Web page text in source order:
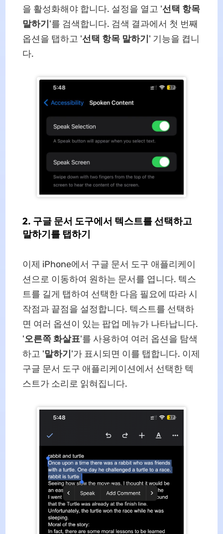
을 활성화해야 합니다. 설정을 열고 '선택 항목
말하기 '를 검색합니다. 검색 결과에서 첫 번째
옵션을 탭하고 '선택 항목 말하기 ' 기능을 켭니
다.
2. 구글 문서 도구에서 텍스트를 선택하고
말하기를 탭하기
이제 iPhone에서 구글 문서 도구 애플리케이
션으로 이동하여 원하는 문서를 엽니다. 텍스
트를 길게 탭하여 선택한 다음 필요에 따라 시
작점과 끝점을 설정합니다. 텍스트를 선택하
면 여러 옵션이 있는 팝업 메뉴가 나타납니다.
'오른쪽 화살표'를 사용하여 여러 옵션을 탐색
하고 '말하기 '가 표시되면 이를 탭합니다. 이제
구글 문서 도구 애플리케이션에서 선택한 텍
스트가 소리로 읽혀집니다.